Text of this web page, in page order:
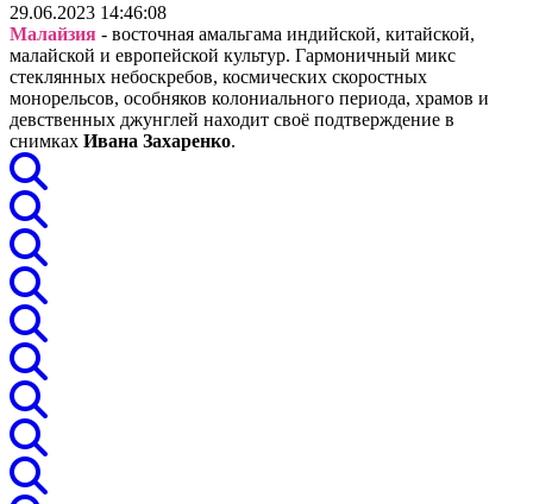
29.06.2023 14:46:08
Малайзия - восточная амальгама индийской, китайской,
малайской и европейской культур. Гармоничный микс
стеклянных небоскребов, космических скоростных
монорельсов, особняков колониального периода, храмов и
девственных джунглей находит своё подтверждение в
снимках Ивана Захаренко.